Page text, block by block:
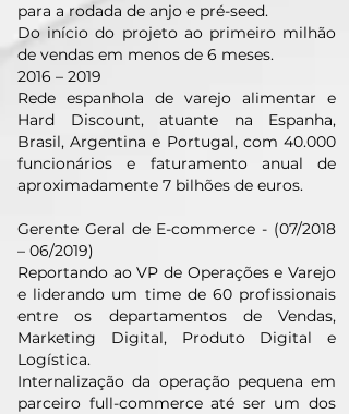
para a rodada de anjo e pré-seed.
Do início do projeto ao primeiro milhão
de vendas em menos de 6 meses.
2016 – 2019
Rede espanhola de varejo alimentar e
Hard Discount, atuante na Espanha,
Brasil, Argentina e Portugal, com 40.000
funcionários e faturamento anual de
aproximadamente 7 bilhões de euros.
Gerente Geral de E-commerce - (07/2018
– 06/2019)
Reportando ao VP de Operações e Varejo
e liderando um time de 60 profissionais
entre os departamentos de Vendas,
Marketing Digital, Produto Digital e
Logística.
Internalização da operação pequena em
parceiro full-commerce até ser um dos